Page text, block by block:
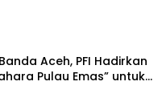
Aceh, PFI Hadirkan
Pulau Emas” untuk